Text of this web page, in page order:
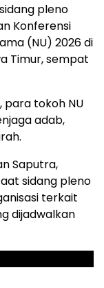
pleno
Konferensi
(NU) 2026 di
Timur, sempat
para tokoh NU
adab,
Saputra,
sidang pleno
terkait
dijadwalkan